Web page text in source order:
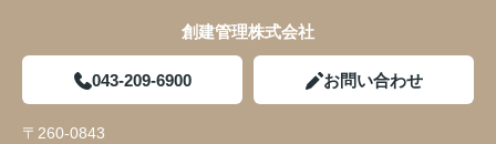
創建管理株式会社
043-209-6900 お問い合わせ
〒260-0843